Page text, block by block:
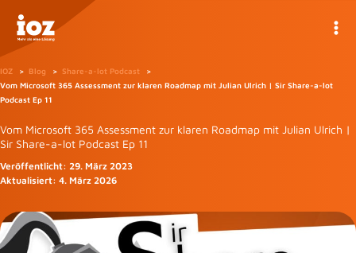
Inhalt
springen
IOZ Blog
Share-a-lot Podcast
Vom Microsoft 365 Assessment zur klaren Roadmap mit Julian Ulrich | Sir Share-a-lot
Podcast Ep 11
Vom Microsoft 365 Assessment zur klaren Roadmap mit Julian Ulrich |
Sir Share-a-lot Podcast Ep 11
Veröffentlicht: 29. März 2023
Aktualisiert: 4. März 2026